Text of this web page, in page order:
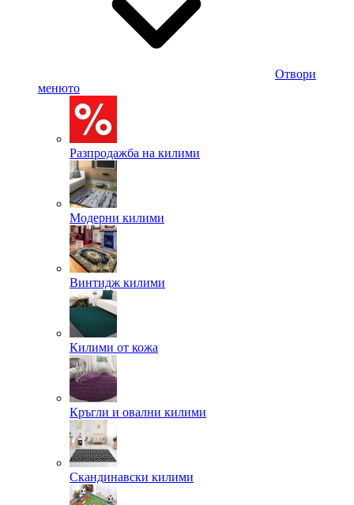
Отвори
менюто
Разпродажба на килими
Модерни килими
Винтидж килими
Килими от кожа
Кръгли и овални килими
Скандинавски килими